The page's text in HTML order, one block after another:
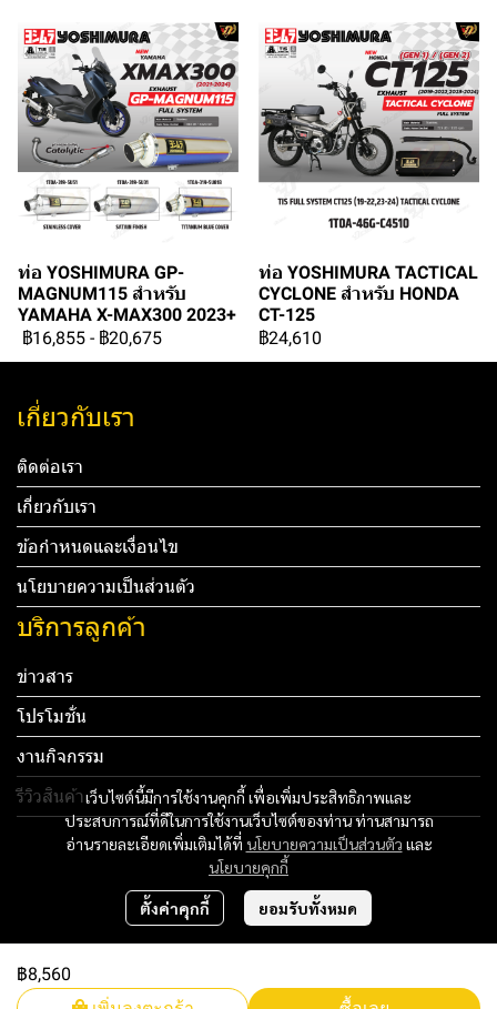
ท่อ YOSHIMURA GP-
MAGNUM115 สำหรับ
YAMAHA X-MAX300 2023+
฿16,855 - ฿20,675
ท่อ YOSHIMURA TACTICAL
CYCLONE สำหรับ HONDA
CT-125
฿24,610
฿8,560
เว็บไซต์นี้มีการใช้งานคุกกี้ เพื่อเพิ่มประสิทธิภาพและ
ประสบการณ์ที่ดีในการใช้งานเว็บไซต์ของท่าน ท่านสามารถ
อ่านรายละเอียดเพิ่มเติมได้ที่ นโยบายความเป็นส่วนตัว และ
นโยบายคุกกี้
ตั้งค่าคุกกี้ ยอมรับทั้งหมด
เกี่ยวกับเรา
ติดต่อเรา
เกี่ยวกับเรา
ข้อกำหนดและเงื่อนไข
นโยบายความเป็นส่วนตัว
บริการลูกค้า
ข่าวสาร
โปรโมชั่น
งานกิจกรรม
รีวิวสินค้า
Tel: 012 345 67890 Email: mail@yourdomain.com
Copyright 2024 | All Rights Reserved | Powered by MWE